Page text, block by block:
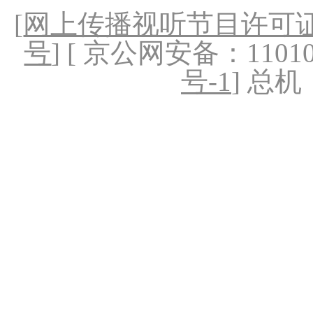
[网上传播视听节目许可
号] [ 京公网安备：
号-1] 总机